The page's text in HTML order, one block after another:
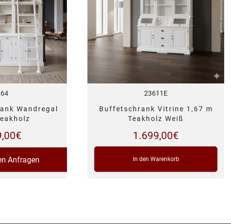
Wandregal
€
Anfragen
23611E
Buffetschrank Vitrine 1,67 m
Teakholz Weiß
1.699,00€
In den Warenkorb